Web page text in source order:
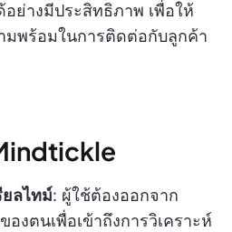
ย่างมีประสิทธิภาพ เพื่อให้
มพร้อมในการติดต่อกับลูกค้า
ยลไทม์: ผู้ใช้ต้องออกจาก
องตนเพื่อเข้าถึงการวิเคราะห์